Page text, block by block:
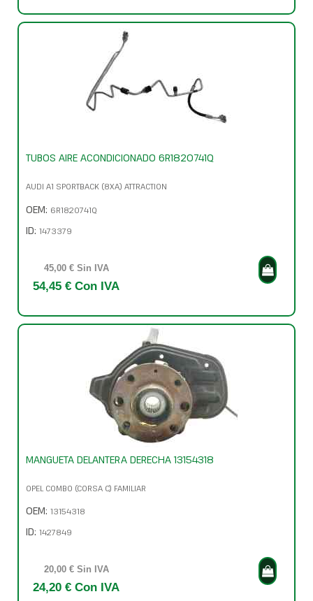
TUBOS AIRE ACONDICIONADO 6R1820741Q
AUDI A1 SPORTBACK (8XA) ATTRACTION
OEM: 6R1820741Q
ID: 1473379
45,00 € Sin IVA
54,45 € Con IVA
MANGUETA DELANTERA DERECHA 13154318
OPEL COMBO (CORSA C) FAMILIAR
OEM: 13154318
ID: 1427849
20,00 € Sin IVA
24,20 € Con IVA